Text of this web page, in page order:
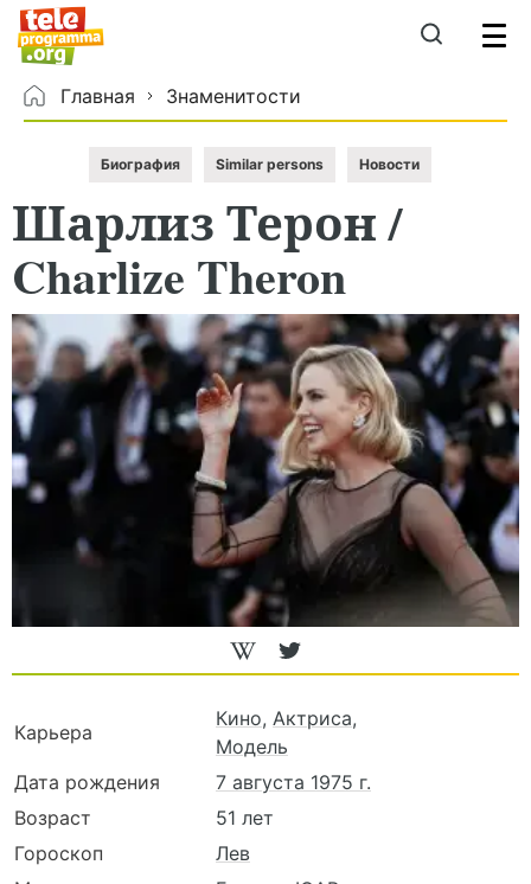
Главная Знаменитости
Биография Similar persons Новости
Шарлиз​Терон/
Charlize Theron
Карьера
Кино, Актриса,
Модель
Дата рождения
7 августа 1975 г.
Возраст
51 лет
Гороскоп
Лев